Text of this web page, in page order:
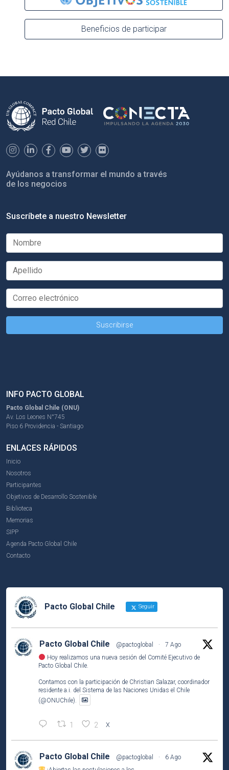
Beneficios de participar
Ayúdanos a transformar el mundo a través
de los negocios
Suscríbete a nuestro Newsletter
INFO PACTO GLOBAL
Pacto Global Chile (ONU)
Av. Los Leones N°745
Piso 6 Providencia - Santiago
ENLACES RÁPIDOS
Inicio
Nosotros
Participantes
Objetivos de Desarrollo Sostenible
Biblioteca
Memorias
SIPP
Agenda Pacto Global Chile
Contacto
Pacto Global Chile Seguir
Pacto Global Chile @pactoglobal ·
7 Ago
Hoy realizamos una nueva sesión del Comité Ejecutivo de
Pacto Global Chile.
Contamos con la participación de Christian Salazar, coordinador
residente a.i. del Sistema de las Naciones Unidas el Chile
(@ONUChile).
1 2 X
Pacto Global Chile @pactoglobal ·
6 Ago